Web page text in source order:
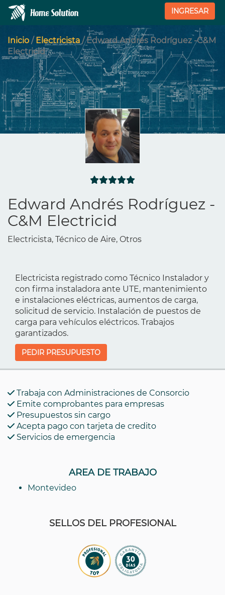
INGRESAR
Inicio / Electricista / Edward Andrés Rodríguez -C&M
Electricid
Edward Andrés Rodríguez -
C&M Electricid
Electricista, Técnico de Aire, Otros
Electricista registrado como Técnico Instalador y
con firma instaladora ante UTE, mantenimiento
e instalaciones eléctricas, aumentos de carga,
solicitud de servicio. Instalación de puestos de
carga para vehículos eléctricos. Trabajos
garantizados.
PEDIR PRESUPUESTO
Trabaja con Administraciones de Consorcio
Emite comprobantes para empresas
Presupuestos sin cargo
Acepta pago con tarjeta de credito
Servicios de emergencia
AREA DE TRABAJO
Montevideo
SELLOS DEL PROFESIONAL